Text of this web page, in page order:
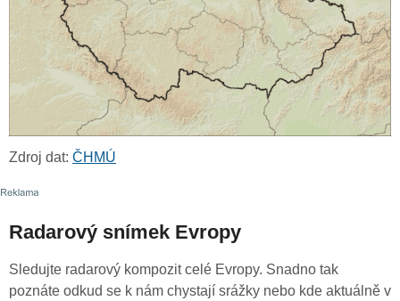
Zdroj dat: ČHMÚ
Radarový snímek Evropy
Sledujte radarový kompozit celé Evropy. Snadno tak
poznáte odkud se k nám chystají srážky nebo kde aktuálně v